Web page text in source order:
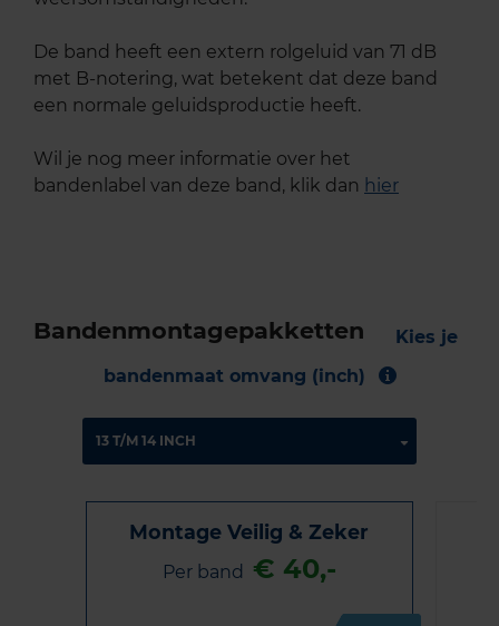
De band heeft een extern rolgeluid van 71 dB
met B-notering, wat betekent dat deze band
een normale geluidsproductie heeft.
Wil je nog meer informatie over het
bandenlabel van deze band, klik dan hier
Bandenmontagepakketten
Kies je
bandenmaat omvang (inch)
Montage Veilig & Zeker
Per band € 40,-